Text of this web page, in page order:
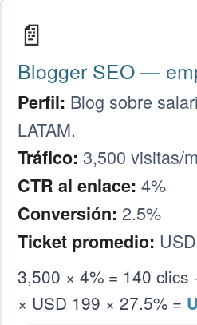
📄
Blogger SEO —
Perfil: Blog sobre
LATAM.
Tráfico: 3,500 visitas/
CTR al enlace: 4%
Conversión: 2.5%
Ticket promedio:
3,500 × 4% = 140
× USD 199 × 27.5% =